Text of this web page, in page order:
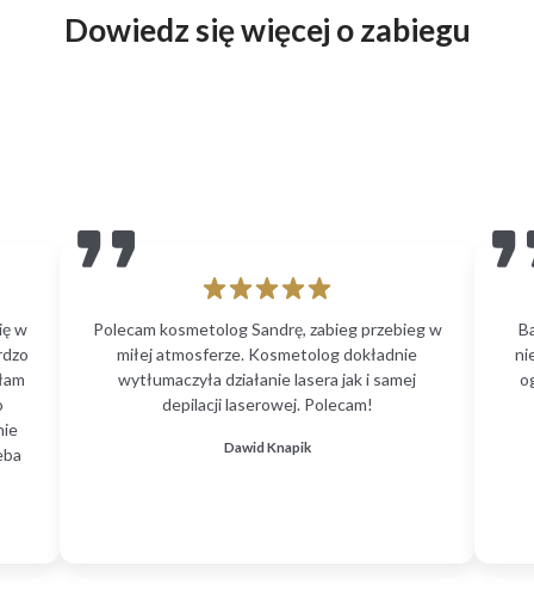
Dowiedz się więcej o zabiegu
w
Polecam kosmetolog Sandrę, zabieg przebieg w
miłej atmosferze. Kosmetolog dokładnie
wytłumaczyła działanie lasera jak i samej
depilacji laserowej. Polecam!
Dawid Knapik